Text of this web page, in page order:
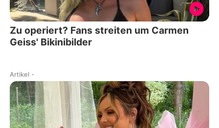
Zu operiert? Fans streiten um Carmen
Geiss' Bikinibilder
Artikel -